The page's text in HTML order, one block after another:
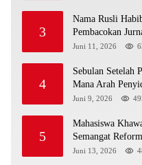
3
Nama Rusli
Pembacokan
Juni 11, 2026
4
Sebulan Setelah
Mana Arah
Juni 9, 2026
5
Mahasiswa
Semangat
Juni 13, 2026